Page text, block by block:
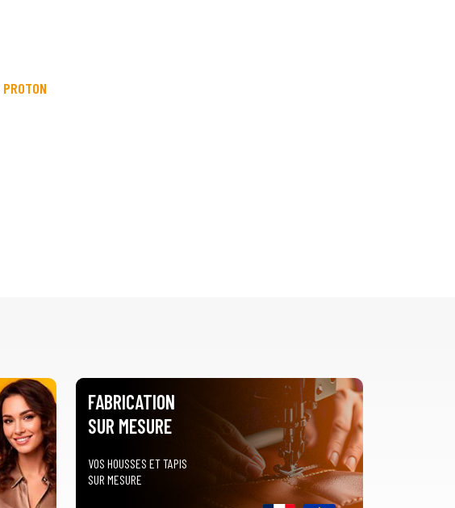
PROTON
FABRICATION
SUR MESURE
VOS HOUSSES ET TAPIS
SUR MESURE